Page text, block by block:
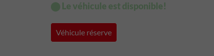
⬤ Le véhicule est disponible!
Véhicule réserve